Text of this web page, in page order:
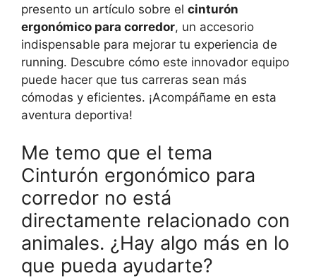
presento un artículo sobre el cinturón
ergonómico para corredor, un accesorio
indispensable para mejorar tu experiencia de
running. Descubre cómo este innovador equipo
puede hacer que tus carreras sean más
cómodas y eficientes. ¡Acompáñame en esta
aventura deportiva!
Me temo que el tema
Cinturón ergonómico para
corredor no está
directamente relacionado con
animales. ¿Hay algo más en lo
que pueda ayudarte?